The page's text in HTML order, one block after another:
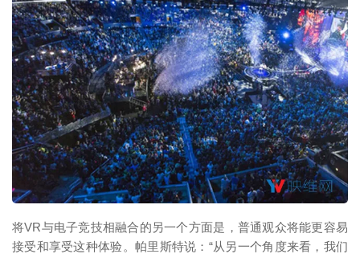
将VR与电子竞技相融合的另一个方面是，普通观众将能更容易
接受和享受这种体验。帕里斯特说：“从另一个角度来看，我们
映维网（nweon.com）